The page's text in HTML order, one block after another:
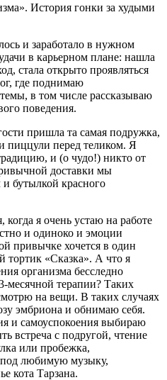
и заработало в нужном
в карьерном плане: нашла
стала открыто проявляться
где поднимаю
в том числе рассказываю
поведения.
пришла та самая подружка,
пиццули перед теликом. Я
и (о чудо!) никто от
доставки мы
бутылкой красного
я очень устаю на работе
и одиноко и эмоции
привычке хочется в один
«Сказка». А что я
организма бесследно
месячной терапии? Таких
на вещи. В таких случаях
эмбриона и обнимаю себя.
и самоуспокоения выбираю
встреча с подругой, чтение
или пробежка,
любимую музыку,
кота Тарзана.